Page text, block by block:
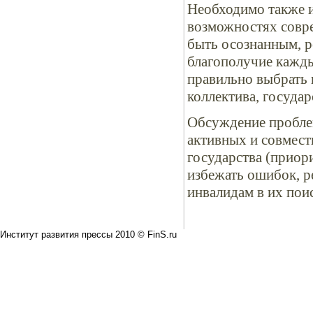
Необходимо также
возможностях
быть осознанным,
благополучие
правильно
коллектива,
Обсуждение
активных и
государства
избежать ошибок,
инвалидам в их
Институт развития прессы 2010 © FinS.ru